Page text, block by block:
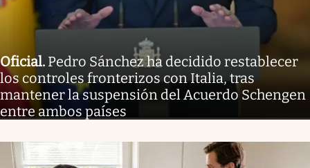
Oficial. Pedro Sánchez ha decidido restablecer
los controles fronterizos con Italia, tras
mantener la suspensión del Acuerdo Schengen
entre ambos países